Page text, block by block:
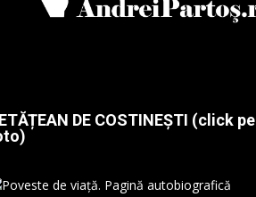
DE COSTINEȘTI (click pe